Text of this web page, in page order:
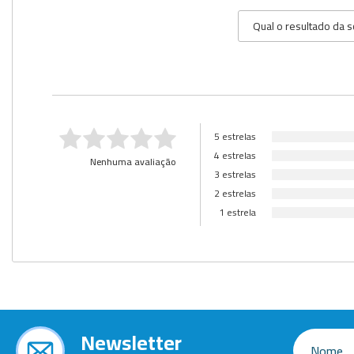
Nenhuma avaliação
5 estrelas
4 estrelas
3 estrelas
2 estrelas
1 estrela
Newsletter